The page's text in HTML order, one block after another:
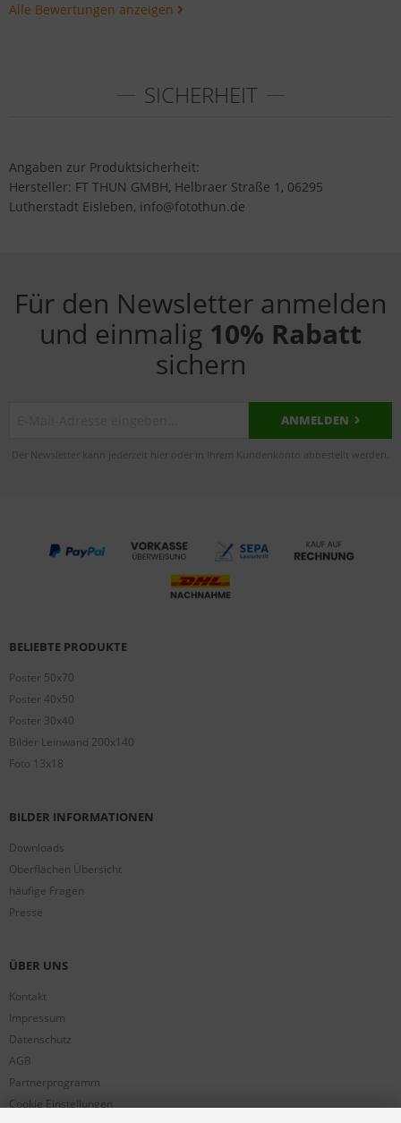
Alle Bewertungen anzeigen
SICHERHEIT
Angaben zur Produktsicherheit:
Hersteller: FT THUN GMBH, Helbraer Straße 1, 06295
Lutherstadt Eisleben, info@fotothun.de
Für den Newsletter anmelden
und einmalig 10% Rabatt
sichern
ANMELDEN
Der Newsletter kann jederzeit hier oder in Ihrem Kundenkonto abbestellt werden.
BELIEBTE PRODUKTE
Poster 50x70
Poster 40x50
Poster 30x40
Bilder Leinwand 200x140
Foto 13x18
BILDER INFORMATIONEN
Downloads
Oberflächen Übersicht
häufige Fragen
Presse
ÜBER UNS
Kontakt
Impressum
Datenschutz
AGB
Partnerprogramm
Cookie Einstellungen